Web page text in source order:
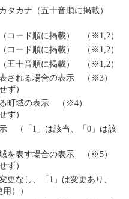
ナ（五十音順に掲載）
ード順に掲載） （※1,2）
ード順に掲載） （※1,2）
音順に掲載） （※1,2）
表される場合の表示 （※3）
ず）
る町域の表示 （※4）
ず）
（「1」は該当、「0」は該
域を表す場合の表示 （※5）
ず）
なし、「1」は変更あり、
））